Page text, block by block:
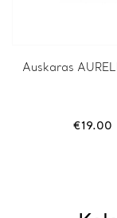
Auskaras
€19.00